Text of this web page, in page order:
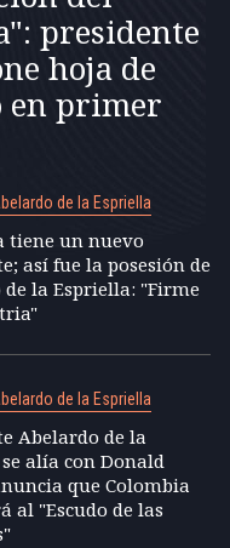
presidente
hoja de
en primer
de la Espriella
tiene un nuevo
así fue la posesión de
la Espriella: "Firme
de la Espriella
Abelardo de la
alía con Donald
que Colombia
al "Escudo de las